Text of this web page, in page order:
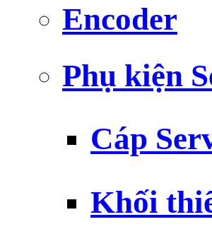
Encoder
Phụ kiện
Cáp
Khối